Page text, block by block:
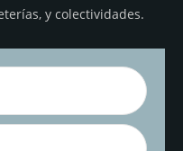
y colectividades.